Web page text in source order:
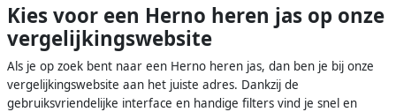
Kies voor een Herno heren jas op onze
vergelijkingswebsite
Als je op zoek bent naar een Herno heren jas, dan ben je bij onze
vergelijkingswebsite aan het juiste adres. Dankzij de
gebruiksvriendelijke interface en handige filters vind je snel en